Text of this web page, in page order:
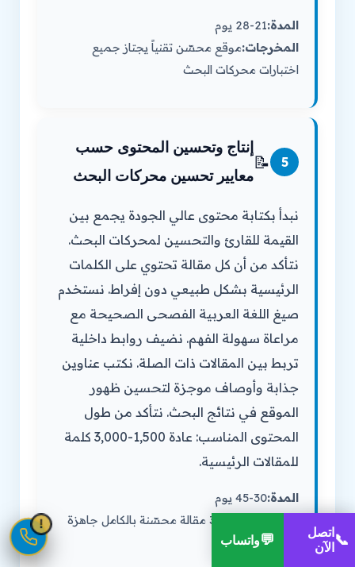
المدة:21-28 يوم
المخرجات:موقع محسّن تقنياً يجتاز جميع
اختبارات محركات البحث
5
📝
إنتاج وتحسين المحتوى حسب
معايير تحسين محركات البحث
نبدأ بكتابة محتوى عالي الجودة يجمع بين
القيمة للقارئ والتحسين لمحركات البحث.
نتأكد من أن كل مقالة تحتوي على الكلمات
الرئيسية بشكل طبيعي دون إفراط. نستخدم
صيغ اللغة العربية الفصحى الصحيحة مع
مراعاة سهولة الفهم. نضيف روابط داخلية
تربط بين المقالات ذات الصلة. نكتب عناوين
جذابة وأوصاف موجزة لتحسين ظهور
الموقع في نتائج البحث. نتأكد من طول
المحتوى المناسب: عادة 1,500-3,000 كلمة
للمقالات الرئيسية.
المدة:30-45 يوم
20-30 مقالة محسّنة بالكامل جاهزة
للنشر على الموقع
!
📞اتصل
الآن
💬واتساب